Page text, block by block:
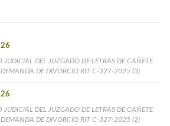
JUDICIAL DEL JUZGADO DE LETRAS DE CAÑETE
DE DIVORCIO RIT C-327-2025 (3)
JUDICIAL DEL JUZGADO DE LETRAS DE CAÑETE
DE DIVORCIO RIT C-327-2025 (2)